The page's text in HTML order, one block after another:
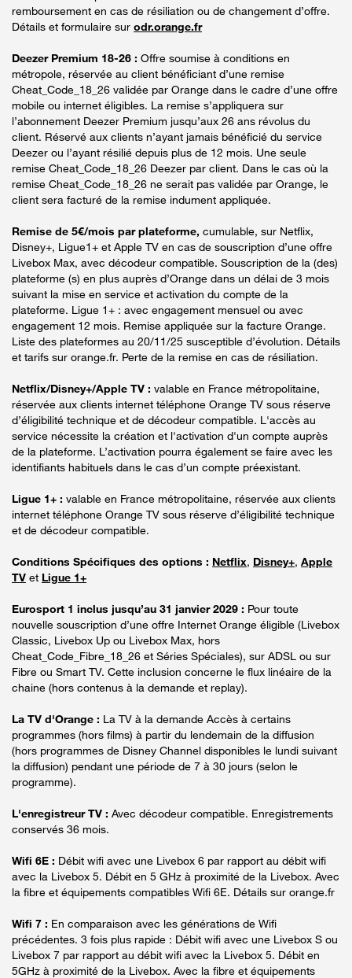
remboursement en cas de résiliation ou de changement d’offre.
Détails et formulaire sur odr.orange.fr
Deezer Premium 18-26 : Offre soumise à conditions en
métropole, réservée au client bénéficiant d’une remise
Cheat_Code_18_26 validée par Orange dans le cadre d’une offre
mobile ou internet éligibles. La remise s’appliquera sur
l’abonnement Deezer Premium jusqu’aux 26 ans révolus du
client. Réservé aux clients n’ayant jamais bénéficié du service
Deezer ou l’ayant résilié depuis plus de 12 mois. Une seule
remise Cheat_Code_18_26 Deezer par client. Dans le cas où la
remise Cheat_Code_18_26 ne serait pas validée par Orange, le
client sera facturé de la remise indument appliquée.
Remise de 5€/mois par plateforme, cumulable, sur Netflix,
Disney+, Ligue1+ et Apple TV en cas de souscription d’une offre
Livebox Max, avec décodeur compatible. Souscription de la (des)
plateforme (s) en plus auprès d’Orange dans un délai de 3 mois
suivant la mise en service et activation du compte de la
plateforme. Ligue 1+ : avec engagement mensuel ou avec
engagement 12 mois. Remise appliquée sur la facture Orange.
Liste des plateformes au 20/11/25 susceptible d’évolution. Détails
et tarifs sur orange.fr. Perte de la remise en cas de résiliation.
Netflix/Disney+/Apple TV : valable en France métropolitaine,
réservée aux clients internet téléphone Orange TV sous réserve
d’éligibilité technique et de décodeur compatible. L'accès au
service nécessite la création et l'activation d'un compte auprès
de la plateforme. L’activation pourra également se faire avec les
identifiants habituels dans le cas d’un compte préexistant.
Ligue 1+ : valable en France métropolitaine, réservée aux clients
internet téléphone Orange TV sous réserve d’éligibilité technique
et de décodeur compatible.
Conditions Spécifiques des options : Netflix, Disney+, Apple
TV et Ligue 1+
Eurosport 1 inclus jusqu’au 31 janvier 2029 : Pour toute
nouvelle souscription d’une offre Internet Orange éligible (Livebox
Classic, Livebox Up ou Livebox Max, hors
Cheat_Code_Fibre_18_26 et Séries Spéciales), sur ADSL ou sur
Fibre ou Smart TV. Cette inclusion concerne le flux linéaire de la
chaine (hors contenus à la demande et replay).
La TV d'Orange : La TV à la demande Accès à certains
programmes (hors films) à partir du lendemain de la diffusion
(hors programmes de Disney Channel disponibles le lundi suivant
la diffusion) pendant une période de 7 à 30 jours (selon le
programme).
L'enregistreur TV : Avec décodeur compatible. Enregistrements
conservés 36 mois.
Wifi 6E : Débit wifi avec une Livebox 6 par rapport au débit wifi
avec la Livebox 5. Débit en 5 GHz à proximité de la Livebox. Avec
la fibre et équipements compatibles Wifi 6E. Détails sur orange.fr
Wifi 7 : En comparaison avec les générations de Wifi
précédentes. 3 fois plus rapide : Débit wifi avec une Livebox S ou
Livebox 7 par rapport au débit wifi avec la Livebox 5. Débit en
5GHz à proximité de la Livebox. Avec la fibre et équipements